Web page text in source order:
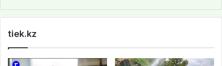
tiek.kz